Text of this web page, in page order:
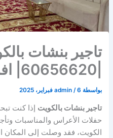
تاجير بنشات
بواسطة admin /6 فبراير، 2025
تاجير بنشات بالكويت إذا كنت
حفلات الأعراس والمناسبات
الكويت، فقد وصلت إلى المكان